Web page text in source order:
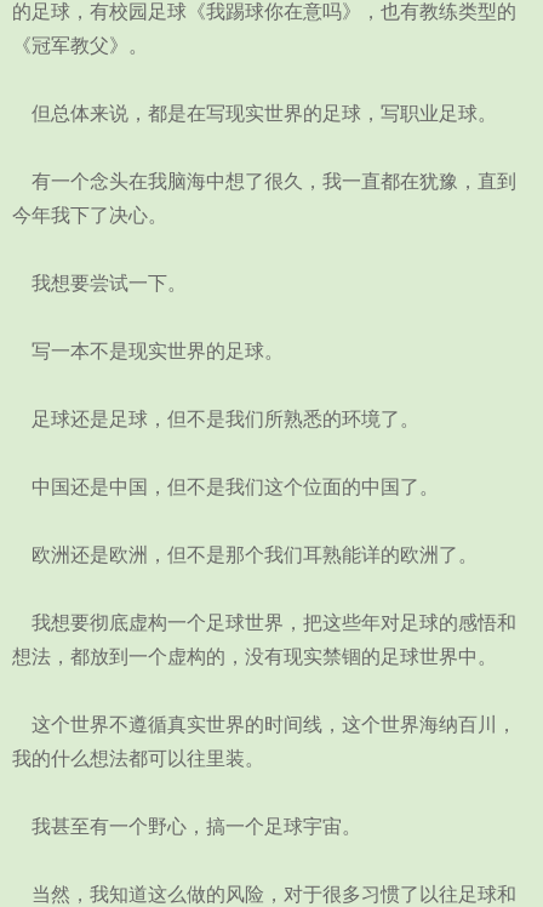
的足球，有校园足球《我踢球你在意吗》，也有教练类型的
《冠军教父》。
但总体来说，都是在写现实世界的足球，写职业足球。
有一个念头在我脑海中想了很久，我一直都在犹豫，直到
今年我下了决心。
我想要尝试一下。
写一本不是现实世界的足球。
足球还是足球，但不是我们所熟悉的环境了。
中国还是中国，但不是我们这个位面的中国了。
欧洲还是欧洲，但不是那个我们耳熟能详的欧洲了。
我想要彻底虚构一个足球世界，把这些年对足球的感悟和
想法，都放到一个虚构的，没有现实禁锢的足球世界中。
这个世界不遵循真实世界的时间线，这个世界海纳百川，
我的什么想法都可以往里装。
我甚至有一个野心，搞一个足球宇宙。
当然，我知道这么做的风险，对于很多习惯了以往足球和